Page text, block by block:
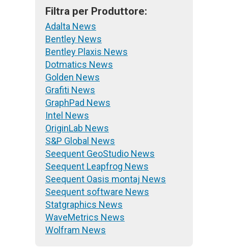
Filtra per Produttore:
Adalta News
Bentley News
Bentley Plaxis News
Dotmatics News
Golden News
Grafiti News
GraphPad News
Intel News
OriginLab News
S&P Global News
Seequent GeoStudio News
Seequent Leapfrog News
Seequent Oasis montaj News
Seequent software News
Statgraphics News
WaveMetrics News
Wolfram News